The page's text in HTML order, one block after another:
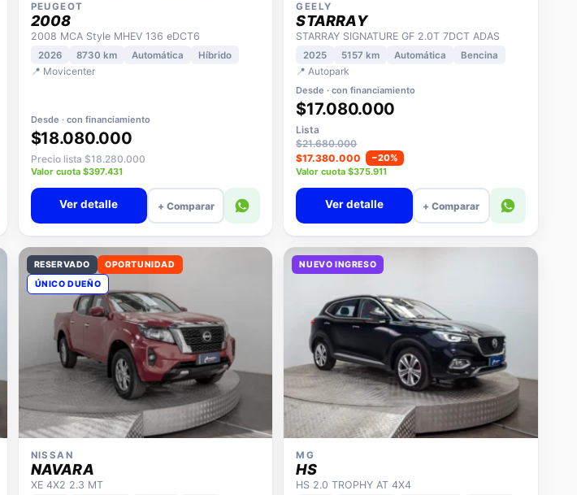
PEUGEOT
2008
2008 MCA Style MHEV 136 eDCT6
2026 8730 km Automática Híbrido
📍 Movicenter
Desde · con financiamiento
$18.080.000
Precio lista $18.280.000
Valor cuota $397.431
Ver detalle + Comparar
GEELY
STARRAY
STARRAY SIGNATURE GF 2.0T 7DCT ADAS
2025 5157 km Automática Bencina
📍 Autopark
Desde · con financiamiento
$17.080.000
Lista
$21.680.000
$17.380.000
−20%
Valor cuota $375.911
Ver detalle + Comparar
RESERVADO
OPORTUNIDAD
ÚNICO DUEÑO
NISSAN
NAVARA
XE 4X2 2.3 MT
NUEVO INGRESO
MG
HS
HS 2.0 TROPHY AT 4X4